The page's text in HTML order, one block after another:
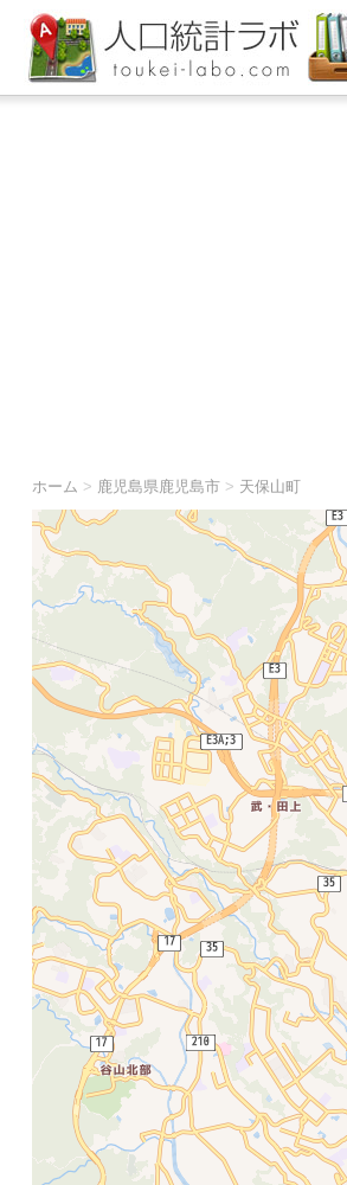
ホーム > 鹿児島県鹿児島市> 天保山町